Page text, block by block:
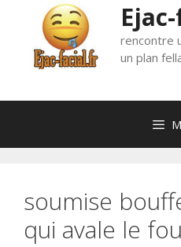
rencontre
un plan
soumise
qui avale le